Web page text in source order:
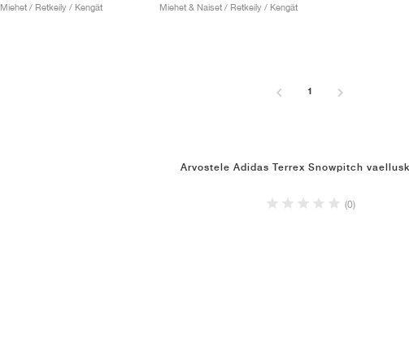
Miehet / Retkeily / Kengät
Miehet & Naiset / Retkeily / Kengät
1
Arvostele Adidas Terrex Snowpitch
(0)